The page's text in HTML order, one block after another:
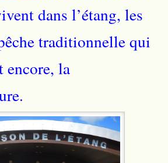
dans l’étang, les
traditionnelle qui
encore, la